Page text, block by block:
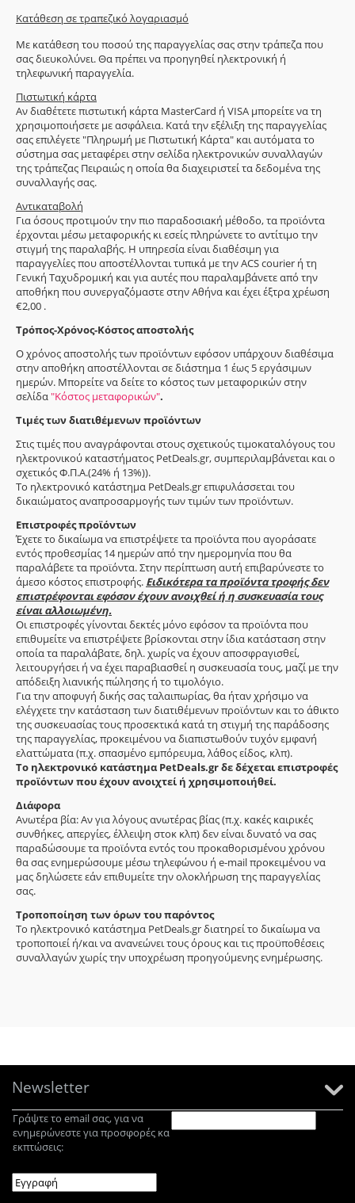
Κατάθεση σε τραπεζικό λογαριασμό
Με κατάθεση του ποσού της παραγγελίας σας στην τράπεζα που
σας διευκολύνει. Θα πρέπει να προηγηθεί ηλεκτρονική ή
τηλεφωνική παραγγελία.
Πιστωτική κάρτα
Αν διαθέτετε πιστωτική κάρτα MasterCard ή VISA μπορείτε να τη
χρησιμοποιήσετε με ασφάλεια. Κατά την εξέλιξη της παραγγελίας
σας επιλέγετε "Πληρωμή με Πιστωτική Κάρτα" και αυτόματα το
σύστημα σας μεταφέρει στην σελίδα ηλεκτρονικών συναλλαγών
της τράπεζας Πειραιώς η οποία θα διαχειριστεί τα δεδομένα της
συναλλαγής σας.
Αντικαταβολή
Για όσους προτιμούν την πιο παραδοσιακή μέθοδο, τα προϊόντα
έρχονται μέσω μεταφορικής κι εσείς πληρώνετε το αντίτιμο την
στιγμή της παραλαβής. Η υπηρεσία είναι διαθέσιμη για
παραγγελίες που αποστέλλονται τυπικά με την ACS courier ή τη
Γενική Ταχυδρομική και για αυτές που παραλαμβάνετε από την
αποθήκη που συνεργαζόμαστε στην Αθήνα και έχει έξτρα χρέωση
€2,00 .
Τρόπος-Χρόνος-Κόστος αποστολής
Ο χρόνος αποστολής των προϊόντων εφόσον υπάρχουν διαθέσιμα
στην αποθήκη αποστέλλονται σε διάστημα 1 έως 5 εργάσιμων
ημερών. Μπορείτε να δείτε το κόστος των μεταφορικών στην
σελίδα"Κόστος μεταφορικών".
Τιμές των διατιθέμενων προϊόντων
Στις τιμές που αναγράφονται στους σχετικούς τιμοκαταλόγους του
ηλεκτρονικού καταστήματος PetDeals.gr, συμπεριλαμβάνεται και ο
σχετικός Φ.Π.Α.(24% ή 13%)).
Το ηλεκτρονικό κατάστημα PetDeals.gr επιφυλάσσεται του
δικαιώματος αναπροσαρμογής των τιμών των προϊόντων.
Επιστροφές προϊόντων
Έχετε το δικαίωμα να επιστρέψετε τα προϊόντα που αγοράσατε
εντός προθεσμίας 14 ημερών από την ημερομηνία που θα
παραλάβετε τα προϊόντα. Στην περίπτωση αυτή επιβαρύνεστε το
άμεσο κόστος επιστροφής. Ειδικότερα τα προϊόντα τροφής δεν
επιστρέφονται εφόσον έχουν ανοιχθεί ή η συσκευασία τους
είναι αλλοιωμένη.
Οι επιστροφές γίνονται δεκτές μόνο εφόσον τα προϊόντα που
επιθυμείτε να επιστρέψετε βρίσκονται στην ίδια κατάσταση στην
οποία τα παραλάβατε, δηλ. χωρίς να έχουν αποσφραγισθεί,
λειτουργήσει ή να έχει παραβιασθεί η συσκευασία τους, μαζί με την
απόδειξη λιανικής πώλησης ή το τιμολόγιο.
Για την αποφυγή δικής σας ταλαιπωρίας, θα ήταν χρήσιμο να
ελέγχετε την κατάσταση των διατιθέμενων προϊόντων και το άθικτο
της συσκευασίας τους προσεκτικά κατά τη στιγμή της παράδοσης
της παραγγελίας, προκειμένου να διαπιστωθούν τυχόν εμφανή
ελαττώματα (π.χ. σπασμένο εμπόρευμα, λάθος είδος, κλπ).
Το ηλεκτρονικό κατάστημα PetDeals.gr δε δέχεται επιστροφές
προϊόντων που έχουν ανοιχτεί ή χρησιμοποιήθεί.
Διάφορα
Ανωτέρα βία: Αν για λόγους ανωτέρας βίας (π.χ. κακές καιρικές
συνθήκες, απεργίες, έλλειψη στοκ κλπ) δεν είναι δυνατό να σας
παραδώσουμε τα προϊόντα εντός του προκαθορισμένου χρόνου
θα σας ενημερώσουμε μέσω τηλεφώνου ή e-mail προκειμένου να
μας δηλώσετε εάν επιθυμείτε την ολοκλήρωση της παραγγελίας
σας.
Τροποποίηση των όρων του παρόντος
Το ηλεκτρονικό κατάστημα PetDeals.gr διατηρεί το δικαίωμα να
τροποποιεί ή/και να ανανεώνει τους όρους και τις προϋποθέσεις
συναλλαγών χωρίς την υποχρέωση προηγούμενης ενημέρωσης.
Newsletter
Γράψτε το email σας, για να
ενημερώνεστε για προσφορές κα
εκπτώσεις: